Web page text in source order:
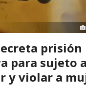
prisión
para sujeto
y violar a